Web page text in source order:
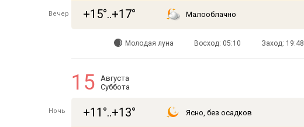
Вечер +15°..+17° Малооблачно
Молодая луна Восход: 05:10 Заход: 19:48
15
Августа
Суббота
Ночь +11°..+13° Ясно, без осадков